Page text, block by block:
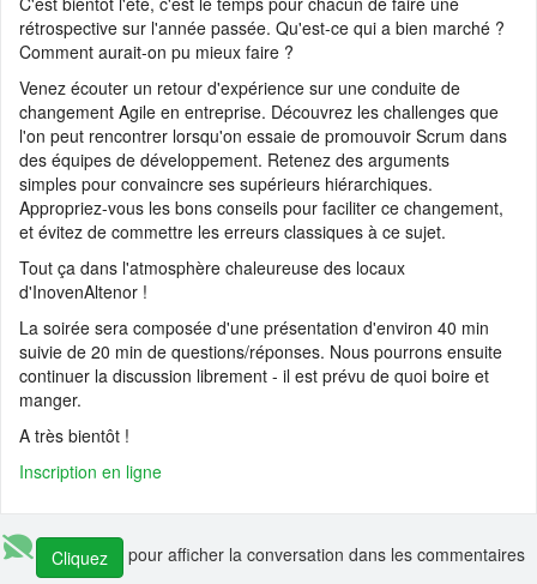
📰 Actualité : 🎓💻 Affectez la taxe d’apprentissage à l’Ensimag,
démarré ! Calend...
📰 Actualité :
#13 De l’Ensimag au coaching de dirigeants, quand la
narration et la pré...
📰 Actualité :#12 De l’Ensimag à la direction d’Adecco en passant
Altran et Sodexo...
💼 Offre d'emploi :H/F Analyst Quantitative - Finance Advisory |
Markets
💼 Offre d'emploi :
Data Engineer (Alternance)
💼 Offre d'emploi :
(application deadline ...
💼 Offre d'emploi :Head of IT Infrastructure and Client Services
Section
💼 Offre d'emploi :
rétrospective sur l'année passée. Qu'est-ce qui a bien marché ?
Comment aurait-on pu mieux faire ?
Venez écouter un retour d'expérience sur une conduite de
changement Agile en entreprise. Découvrez les challenges que
l'on peut rencontrer lorsqu'on essaie de promouvoir Scrum dans
des équipes de développement. Retenez des arguments
simples pour convaincre ses supérieurs hiérarchiques.
Appropriez-vous les bons conseils pour faciliter ce changement,
et évitez de commettre les erreurs classiques à ce sujet.
Tout ça dans l'atmosphère chaleureuse des locaux
d'InovenAltenor !
La soirée sera composée d'une présentation d'environ 40 min
suivie de 20 min de questions/réponses. Nous pourrons ensuite
continuer la discussion librement - il est prévu de quoi boire et
manger.
A très bientôt !
Inscription en ligne
Cliquez pour afficher la conversation dans les commentaires